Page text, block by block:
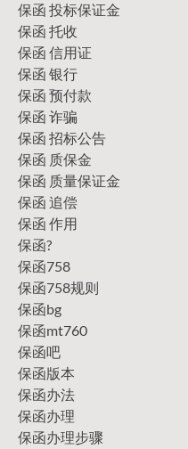
保函 投标保证金
保函 托收
保函 信用证
保函 银行
保函 预付款
保函 诈骗
保函 招标公告
保函 质保金
保函 质量保证金
保函 追偿
保函 作用
保函?
保函758
保函758规则
保函bg
保函mt760
保函吧
保函版本
保函办法
保函办理
保函办理步骤